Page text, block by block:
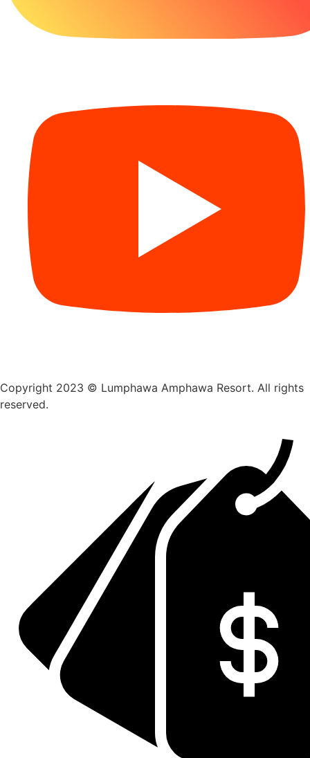
Copyright 2023 © Lumphawa Amphawa Resort. All rights
reserved.